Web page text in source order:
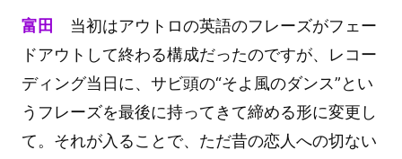
富田
当初はアウトロの英語のフレーズがフェー
ドアウトして終わる構成だったのですが、レコー
ディング当日に、サビ頭の“そよ風のダンス”とい
うフレーズを最後に持ってきて締める形に変更し
て。それが入ることで、ただ昔の恋人への切ない